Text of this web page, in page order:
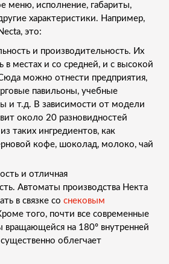
меню, исполнение, габариты,
характеристики. Например,
это:
и производительность. Их
в местах и со средней, и с высокой
можно отнести предприятия,
павильоны, учебные
и т.д. В зависимости от модели
около 20 разновидностей
таких ингредиентов, как
кофе, шоколад, молоко, чай
и отличная
Автоматы производства Некта
в связке со снековым
того, почти все современные
на 180º внутренней
облегчает